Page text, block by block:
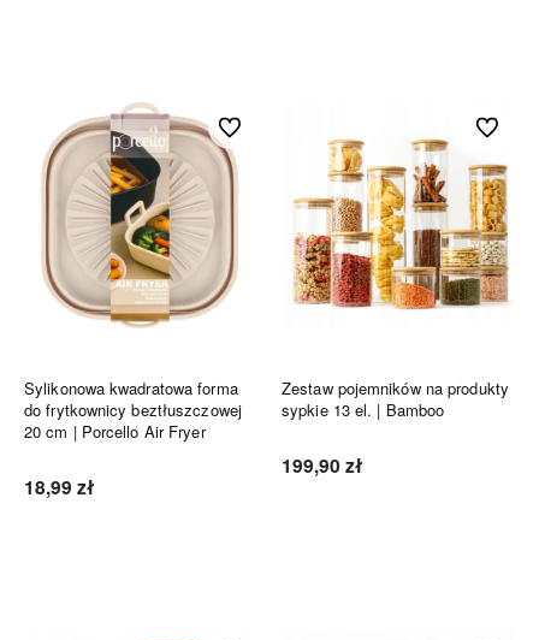
Sylikonowa kwadratowa forma
do frytkownicy beztłuszczowej
20 cm | Porcello Air Fryer
18,99 zł
Do ulubionych
Zestaw pojemników na produkty
sypkie 13 el. | Bamboo
199,90 zł
Do